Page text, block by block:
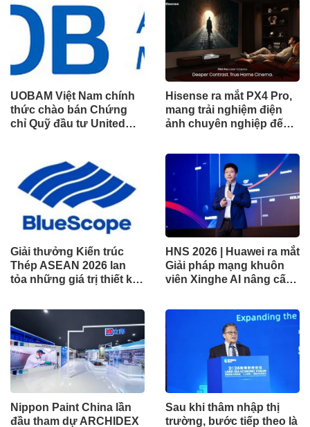
UOBAM Việt Nam chính
thức chào bán Chứng
chỉ Quỹ đầu tư United
Hisense ra mắt PX4 Pro,
mang trải nghiệm điện
ảnh chuyên nghiệp đến
Giải thưởng Kiến trúc
Thép ASEAN 2026 lan
tỏa những giá trị thiết kế
vực
HNS 2026 | Huawei ra mắt
Giải pháp mạng khuôn
viên Xinghe AI nâng cấp
Nippon Paint China lần
đầu tham dự ARCHIDEX
Sau khi thâm nhập thị
trường, bước tiếp theo là